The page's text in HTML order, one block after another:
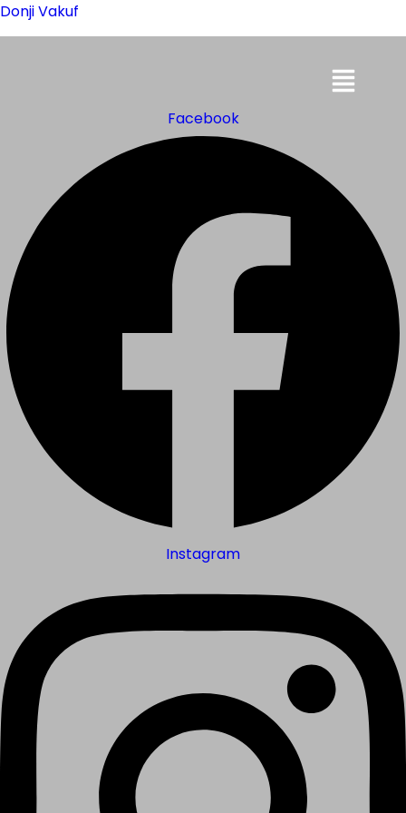
Donji Vakuf
Menu
Facebook
Instagram